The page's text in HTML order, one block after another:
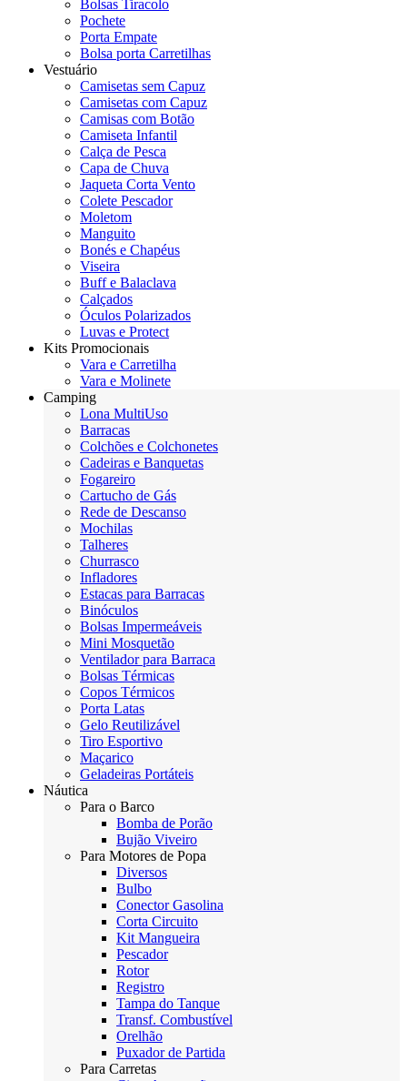
Bolsas Tiracolo
Pochete
Porta Empate
Bolsa porta Carretilhas
Vestuário
Camisetas sem Capuz
Camisetas com Capuz
Camisas com Botão
Camiseta Infantil
Calça de Pesca
Capa de Chuva
Jaqueta Corta Vento
Colete Pescador
Moletom
Manguito
Bonés e Chapéus
Viseira
Buff e Balaclava
Calçados
Óculos Polarizados
Luvas e Protect
Kits Promocionais
Vara e Carretilha
Vara e Molinete
Camping
Lona MultiUso
Barracas
Colchões e Colchonetes
Cadeiras e Banquetas
Fogareiro
Cartucho de Gás
Rede de Descanso
Mochilas
Talheres
Churrasco
Infladores
Estacas para Barracas
Binóculos
Bolsas Impermeáveis
Mini Mosquetão
Ventilador para Barraca
Bolsas Térmicas
Copos Térmicos
Porta Latas
Gelo Reutilizável
Tiro Esportivo
Maçarico
Geladeiras Portáteis
Náutica
Para o Barco
Bomba de Porão
Bujão Viveiro
Para Motores de Popa
Diversos
Bulbo
Conector Gasolina
Corta Circuito
Kit Mangueira
Pescador
Rotor
Registro
Tampa do Tanque
Transf. Combustível
Orelhão
Puxador de Partida
Para Carretas